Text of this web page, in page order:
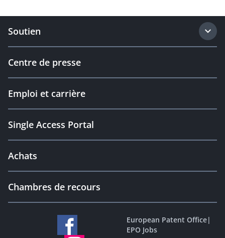
Soutien
Centre de presse
Emploi et carrière
Single Access Portal
Achats
Chambres de recours
European Patent Office|
EPO Jobs